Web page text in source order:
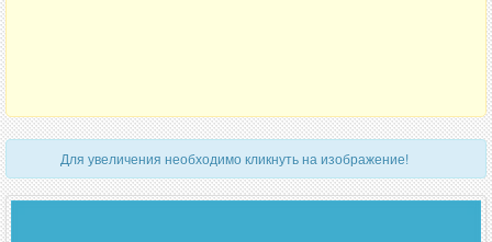
Для увеличения необходимо кликнуть на изображение!